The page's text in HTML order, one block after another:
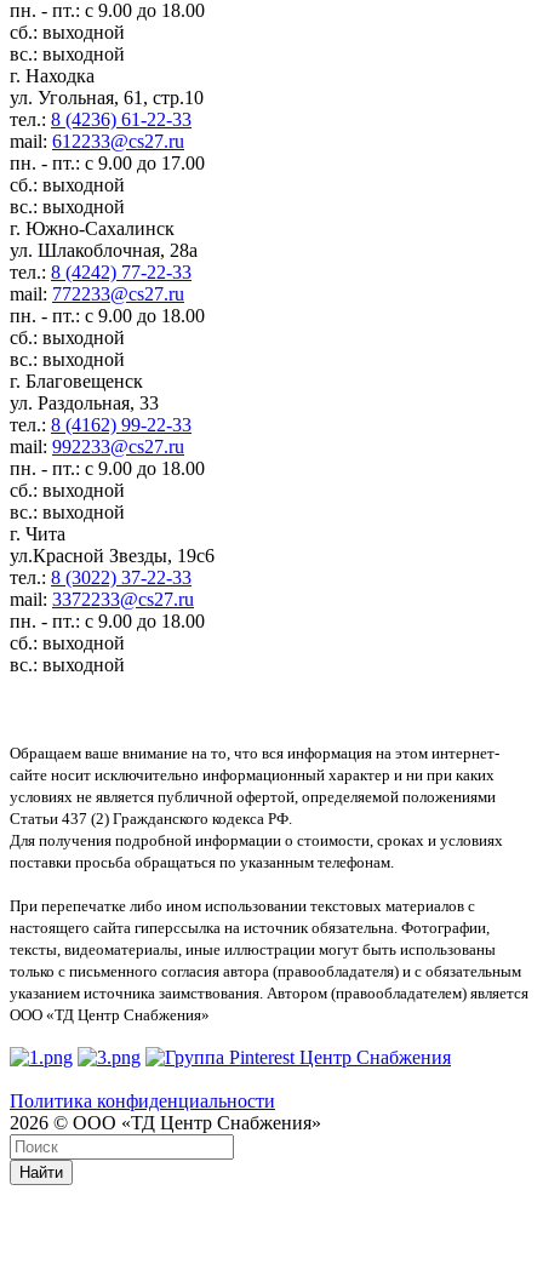
пн. - пт.: с 9.00 до 18.00
сб.: выходной
вс.: выходной
г. Находка
ул. Угольная, 61, стр.10
тел.: 8 (4236) 61-22-33
mail: 612233@cs27.ru
пн. - пт.: с 9.00 до 17.00
сб.: выходной
вс.: выходной
г. Южно-Сахалинск
ул. Шлакоблочная, 28а
тел.: 8 (4242) 77-22-33
mail: 772233@cs27.ru
пн. - пт.: с 9.00 до 18.00
сб.: выходной
вс.: выходной
г. Благовещенск
ул. Раздольная, 33
тел.: 8 (4162) 99-22-33
mail: 992233@cs27.ru
пн. - пт.: с 9.00 до 18.00
сб.: выходной
вс.: выходной
г. Чита
ул.Красной Звезды, 19с6
тел.: 8 (3022) 37-22-33
mail: 3372233@cs27.ru
пн. - пт.: с 9.00 до 18.00
сб.: выходной
вс.: выходной
Обращаем ваше внимание на то, что вся информация на этом интернет-
сайте носит исключительно информационный характер и ни при каких
условиях не является публичной офертой, определяемой положениями
Статьи 437 (2) Гражданского кодекса РФ.
Для получения подробной информации о стоимости, сроках и условиях
поставки просьба обращаться по указанным телефонам.
При перепечатке либо ином использовании текстовых материалов с
настоящего сайта гиперссылка на источник обязательна. Фотографии,
тексты, видеоматериалы, иные иллюстрации могут быть использованы
только с письменного согласия автора (правообладателя) и с обязательным
указанием источника заимствования. Автором (правообладателем) является
ООО «ТД Центр Снабжения»
Политика конфиденциальности
2026 © ООО «ТД Центр Снабжения»
Найти